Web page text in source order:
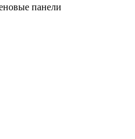
панели